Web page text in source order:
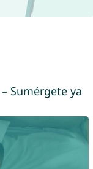
Sumérgete ya